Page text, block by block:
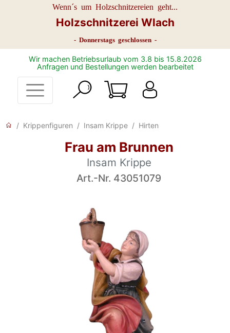
Wenn´s um Holzschnitzereien geht...
Holzschnitzerei Wlach
- Donnerstags geschlossen -
Wir machen Betriebsurlaub vom 3.8 bis 15.8.2026
Anfragen und Bestellungen werden bearbeitet
Krippenfiguren Insam Krippe Hirten
Frau am Brunnen
Insam Krippe
Art.-Nr. 43051079